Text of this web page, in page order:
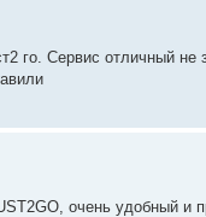
го. Сервис отличный
очень удобный